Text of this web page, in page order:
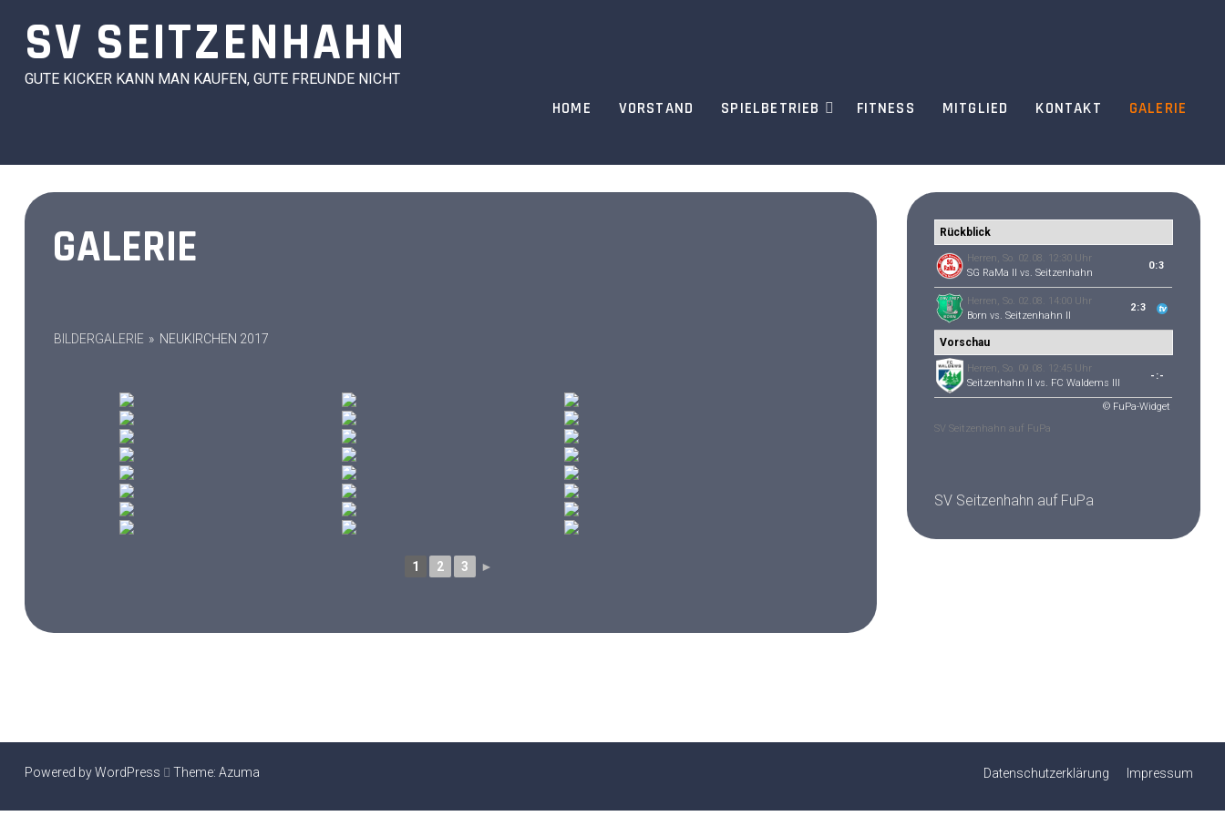
contentSV SEITZENHAHN
GUTE KICKER KANN MAN KAUFEN, GUTE FREUNDE NICHT
HOME VORSTAND SPIELBETRIEB FITNESS MITGLIED KONTAKT GALERIE
GALERIE
BILDERGALERIE » NEUKIRCHEN 2017
1 2 3 ►
Rückblick
Herren, So. 02.08. 12:30 Uhr
SG RaMa II vs. Seitzenhahn
0:3
Herren, So. 02.08. 14:00 Uhr
Born vs. Seitzenhahn II
2:3
Vorschau
Herren, So. 09.08. 12:45 Uhr
Seitzenhahn II vs. FC Waldems III
-:-
© FuPa-Widget
SV Seitzenhahn auf FuPa
SV Seitzenhahn auf FuPa
Powered by WordPress Theme: Azuma Datenschutzerklärung Impressum